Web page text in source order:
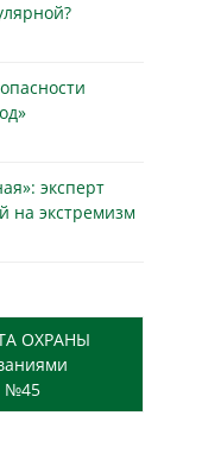
эксперт
на экстремизм
ОХРАНЫ
№45